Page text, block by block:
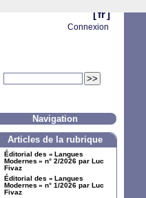
[ fr ]
Connexion
Navigation
Articles de la rubrique
Éditorial des « Langues
Modernes » n° 2/2026 par Luc
Fivaz
Éditorial des « Langues
Modernes » n° 1/2026 par Luc
Fivaz